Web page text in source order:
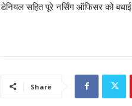
डेनियल सहित पूरे नर्सिंग ऑफिसर को
Share